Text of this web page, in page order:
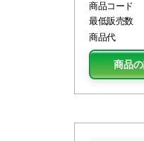
商品コード
最低販売数
商品代
商品